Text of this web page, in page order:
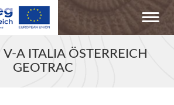
V-A ITALIA ÖSTERREICH
GEOTRAC